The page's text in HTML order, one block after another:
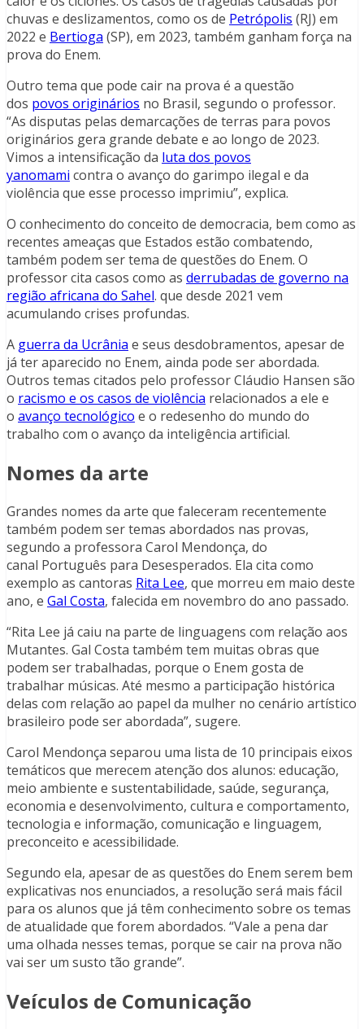
chuvas e deslizamentos, como os de Petrópolis (RJ) em
2022 e Bertioga (SP), em 2023, também ganham força na
prova do Enem.
Outro tema que pode cair na prova é a questão
dos povos originários no Brasil, segundo o professor.
“As disputas pelas demarcações de terras para povos
originários gera grande debate e ao longo de 2023.
Vimos a intensificação da luta dos povos
yanomami contra o avanço do garimpo ilegal e da
violência que esse processo imprimiu”, explica.
O conhecimento do conceito de democracia, bem como as
recentes ameaças que Estados estão combatendo,
também podem ser tema de questões do Enem. O
professor cita casos como as derrubadas de governo na
região africana do Sahel. que desde 2021 vem
acumulando crises profundas.
A guerra da Ucrânia e seus desdobramentos, apesar de
já ter aparecido no Enem, ainda pode ser abordada.
Outros temas citados pelo professor Cláudio Hansen são
o racismo e os casos de violência relacionados a ele e
o avanço tecnológico e o redesenho do mundo do
trabalho com o avanço da inteligência artificial.
Nomes da arte
Grandes nomes da arte que faleceram recentemente
também podem ser temas abordados nas provas,
segundo a professora Carol Mendonça, do
canal Português para Desesperados. Ela cita como
exemplo as cantoras Rita Lee, que morreu em maio deste
ano, e Gal Costa, falecida em novembro do ano passado.
“Rita Lee já caiu na parte de linguagens com relação aos
Mutantes. Gal Costa também tem muitas obras que
podem ser trabalhadas, porque o Enem gosta de
trabalhar músicas. Até mesmo a participação histórica
delas com relação ao papel da mulher no cenário artístico
brasileiro pode ser abordada”, sugere.
Carol Mendonça separou uma lista de 10 principais eixos
temáticos que merecem atenção dos alunos: educação,
meio ambiente e sustentabilidade, saúde, segurança,
economia e desenvolvimento, cultura e comportamento,
tecnologia e informação, comunicação e linguagem,
preconceito e acessibilidade.
Segundo ela, apesar de as questões do Enem serem bem
explicativas nos enunciados, a resolução será mais fácil
para os alunos que já têm conhecimento sobre os temas
de atualidade que forem abordados. “Vale a pena dar
uma olhada nesses temas, porque se cair na prova não
vai ser um susto tão grande”.
Veículos de Comunicação